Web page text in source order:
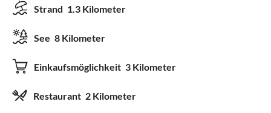
Strand 1.3 Kilometer
See 8 Kilometer
Einkaufsmöglichkeit 3 Kilometer
Restaurant 2 Kilometer